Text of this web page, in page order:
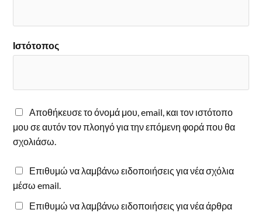
Ιστότοπος
Αποθήκευσε το όνομά μου, email, και τον ιστότοπο
μου σε αυτόν τον πλοηγό για την επόμενη φορά που θα
σχολιάσω.
Επιθυμώ να λαμβάνω ειδοποιήσεις για νέα σχόλια
μέσω email.
Επιθυμώ να λαμβάνω ειδοποιήσεις για νέα άρθρα